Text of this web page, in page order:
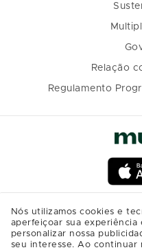
Relação
Regulamento
Nós utilizamos cookies e
aperfeiçoar sua experiência
personalizar nossa
seu interesse. Ao continuar